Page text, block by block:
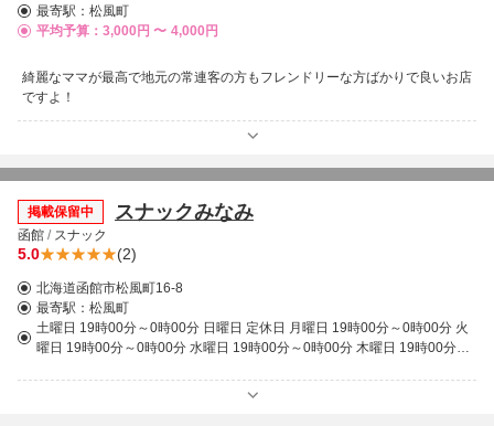
最寄駅： 松風町
平均予算：3,000円 〜 4,000円
綺麗なママが最高で地元の常連客の方もフレンドリーな方ばかりで良いお店
ですよ！
掲載保留中 スナックみなみ
函館 / スナック
5.0 (2)
北海道函館市松風町16-8
最寄駅： 松風町
土曜日 19時00分～0時00分 日曜日 定休日 月曜日 19時00分～0時00分 火
曜日 19時00分～0時00分 水曜日 19時00分～0時00分 木曜日 19時00分～